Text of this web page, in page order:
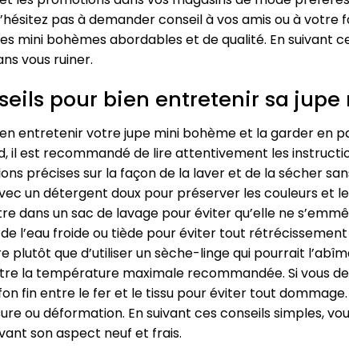
pas à demander conseil à vos amis ou à
mini bohèmes abordables et de qualité. En suivant
vous ruiner.
pour bien entretenir sa
entretenir votre jupe mini bohème et la garder en
il est recommandé de lire attentivement les
précises sur la façon de la laver et de la sécher
un détergent doux pour préserver les couleurs et
dans un sac de lavage pour éviter qu’elle ne
l’eau froide ou tiède pour éviter tout
plutôt que d’utiliser un sèche-linge qui pourrait
la température maximale recommandée. Si vous
fin entre le fer et le tissu pour éviter tout
ou déformation. En suivant ces conseils simples,
son aspect neuf et frais.